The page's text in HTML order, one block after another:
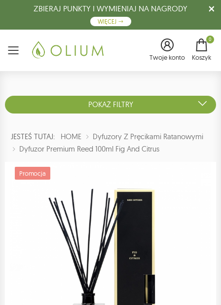
ZBIERAJ PUNKTY I WYMIENIAJ NA NAGRODY
WIĘCEJ
Menu Twoje konto
0
Koszyk
POKAŻ FILTRY
JESTEŚ TUTAJ: HOME
Dyfuzory Z Pręcikami Ratanowymi
Dyfuzor Premium Reed 100ml Fig And Citrus
Promocja